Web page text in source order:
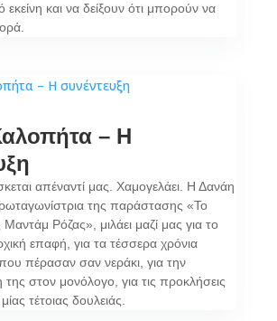
και να δείξουν ότι μπορούν να
– Η
απέναντί μας. Χαμογελάει. Η Δανάη
της παράστασης «Το
Ρόζας», μιλάει μαζί μας για το
επαφή, για τα τέσσερα χρόνια
πέρασαν σαν νεράκι, για την
στον μονόλογο, για τις προκλήσεις
τέτοιας δουλειάς.